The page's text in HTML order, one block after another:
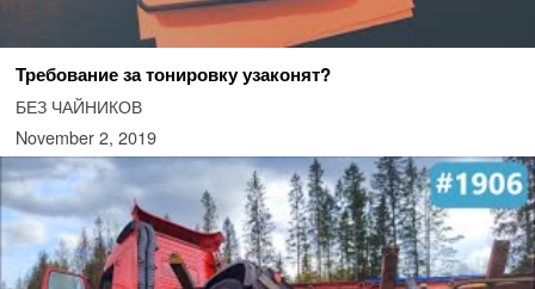
Требование за тонировку узаконят?
БЕЗ ЧАЙНИКОВ
November 2, 2019